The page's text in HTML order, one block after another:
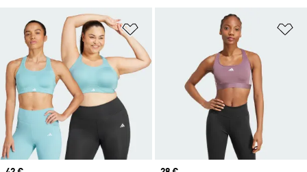
Ajouter à la Liste de produits